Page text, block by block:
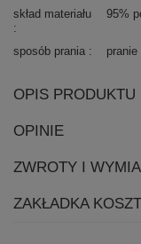
skład materiału
95%
sposób prania
OPIS PRODUKTU
OPINIE
ZWROTY I
ZAKŁADKA